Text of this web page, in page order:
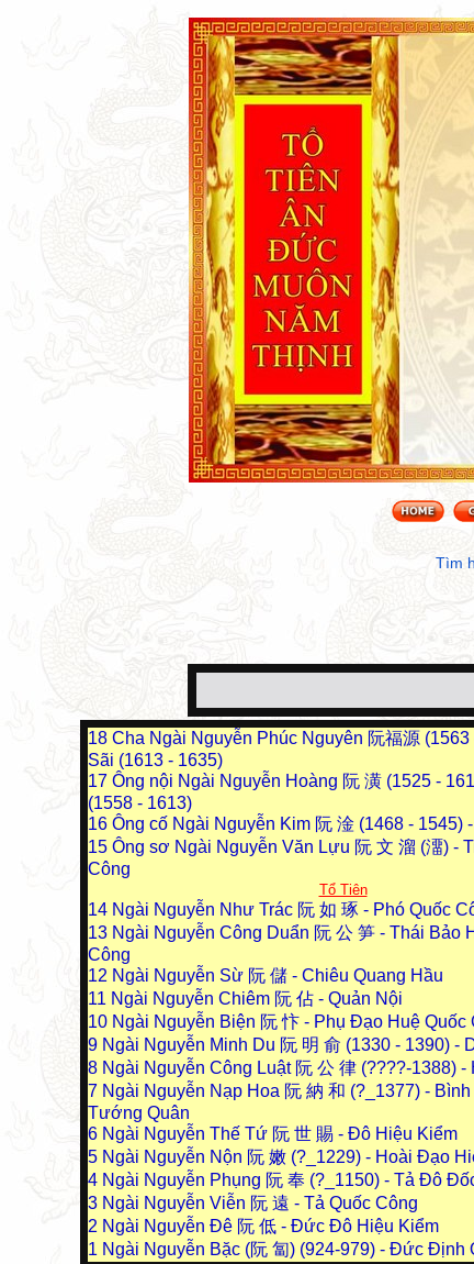
Tìm
18 Cha Ngài Nguyễn Phúc Nguyên 阮福源 (1563
Sãi (1613 - 1635)
17 Ông nội Ngài Nguyễn Hoàng 阮 潢 (1525 -
(1558 - 1613)
16 Ông cố Ngài Nguyễn Kim 阮 淦 (1468 - 1545)
15 Ông sơ Ngài Nguyễn Văn Lựu 阮 文 溜 (澑) -
Công
Tổ Tiên
14 Ngài Nguyễn Như Trác 阮 如 琢 - Phó Quốc
13 Ngài Nguyễn Công Duẩn 阮 公 笋 - Thái Bảo
Công
12 Ngài Nguyễn Sừ 阮 儲 - Chiêu Quang Hầu
11 Ngài Nguyễn Chiêm 阮 佔 - Quản Nội
10 Ngài Nguyễn Biện 阮 忭 - Phụ Đạo Huệ Quốc
9 Ngài Nguyễn Minh Du 阮 明 俞 (1330 - 1390) -
8 Ngài Nguyễn Công Luật 阮 公 律 (????-1388)
7 Ngài Nguyễn Nạp Hoa 阮 納 和 (?_1377) -
Tướng Quân
6 Ngài Nguyễn Thế Tứ 阮 世 賜 - Đô Hiệu Kiểm
5 Ngài Nguyễn Nộn 阮 嫩 (?_1229) - Hoài Đạo
4 Ngài Nguyễn Phụng 阮 奉 (?_1150) - Tả Đô
3 Ngài Nguyễn Viễn 阮 遠 - Tả Quốc Công
2 Ngài Nguyễn Đê 阮 低 - Đức Đô Hiệu Kiểm
1 Ngài Nguyễn Bặc (阮 匐) (924-979) - Đức Định